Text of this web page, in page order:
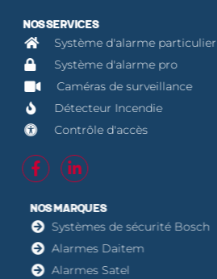
NOS SERVICES
Système d'alarme particulier
Système d'alarme pro
Caméras de surveillance
Détecteur Incendie
Contrôle d'accès
NOS MARQUES
Systèmes de sécurité Bosch
Alarmes Daitem
Alarmes Satel